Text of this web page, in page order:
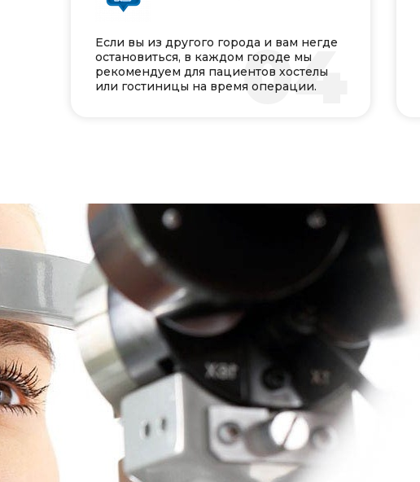
04
Если вы из другого города и вам негде
остановиться, в каждом городе мы
рекомендуем для пациентов хостелы
или гостиницы на время операции.